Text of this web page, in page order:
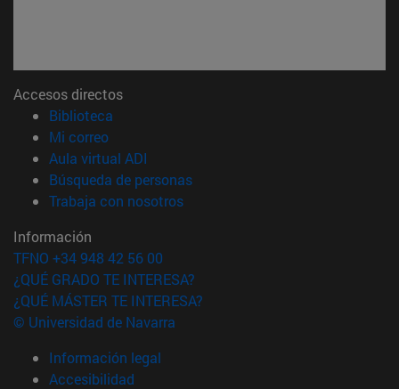
Accesos directos
Biblioteca
Mi correo(abre en nueva ventana)
Aula virtual ADI
Búsqueda de personas(abre en nueva ventana)
Trabaja con nosotros(abre en nueva ventana)
Información
TFNO +34 948 42 56 00
¿QUÉ GRADO TE INTERESA?
¿QUÉ MÁSTER TE INTERESA?
© Universidad de Navarra
Información legal
Accesibilidad